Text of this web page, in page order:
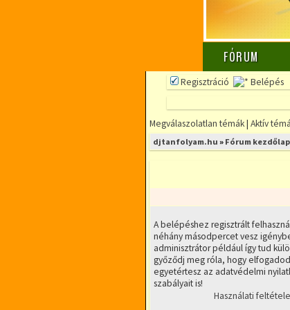
FÓRUM
Regisztráció Belépés
Megválaszolatlan témák| Aktív
djtanfolyam.hu » Fórum kezdőlap
A belépéshez regisztrált
néhány másodpercet vesz
adminisztrátor például így tud
győződj meg róla, hogy
egyetértesz az adatvédelmi
szabályait is!
Használati